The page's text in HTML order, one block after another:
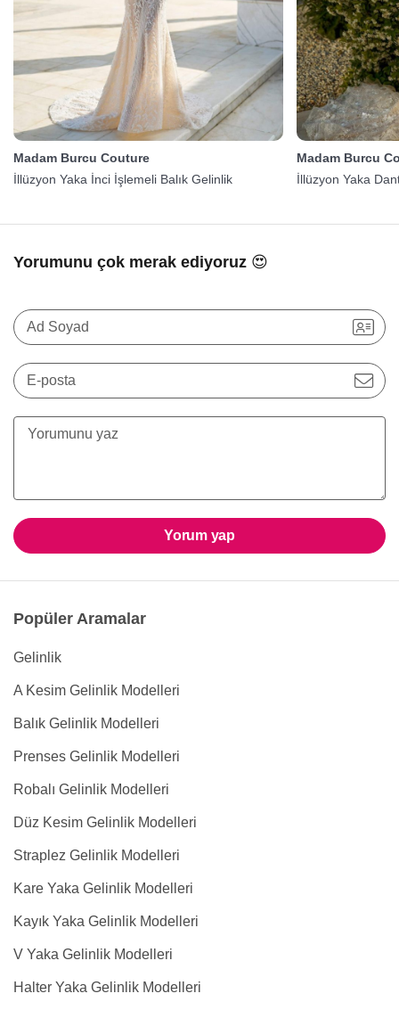
Madam Burcu Couture
İllüzyon Yaka İnci İşlemeli Balık Gelinlik
Madam Burcu
İllüzyon Yaka
Yorumunu çok merak ediyoruz 😍
Ad Soyad
E-posta
Yorum yap
Popüler Aramalar
Gelinlik
A Kesim Gelinlik Modelleri
Balık Gelinlik Modelleri
Prenses Gelinlik Modelleri
Robalı Gelinlik Modelleri
Düz Kesim Gelinlik Modelleri
Straplez Gelinlik Modelleri
Kare Yaka Gelinlik Modelleri
Kayık Yaka Gelinlik Modelleri
V Yaka Gelinlik Modelleri
Halter Yaka Gelinlik Modelleri